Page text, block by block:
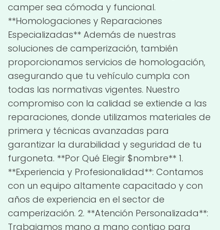
camper sea cómoda y funcional.
**Homologaciones y Reparaciones
Especializadas** Además de nuestras
soluciones de camperización, también
proporcionamos servicios de homologación,
asegurando que tu vehículo cumpla con
todas las normativas vigentes. Nuestro
compromiso con la calidad se extiende a las
reparaciones, donde utilizamos materiales de
primera y técnicas avanzadas para
garantizar la durabilidad y seguridad de tu
furgoneta. **Por Qué Elegir $nombre** 1.
**Experiencia y Profesionalidad**: Contamos
con un equipo altamente capacitado y con
años de experiencia en el sector de
camperización. 2. **Atención Personalizada**:
Trabajamos mano a mano contigo para